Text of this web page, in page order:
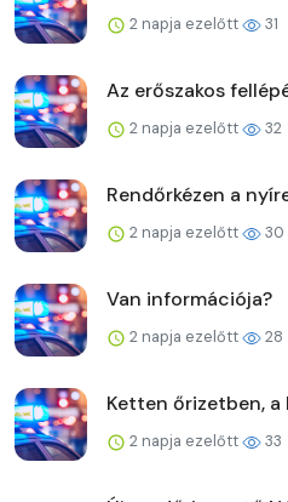
2 napja ezelőtt 31
Az erőszakos
2 napja ezelőtt 32
Rendőrkézen a
2 napja ezelőtt 30
Van információja?
2 napja ezelőtt 28
Ketten őrizetben,
2 napja ezelőtt 33